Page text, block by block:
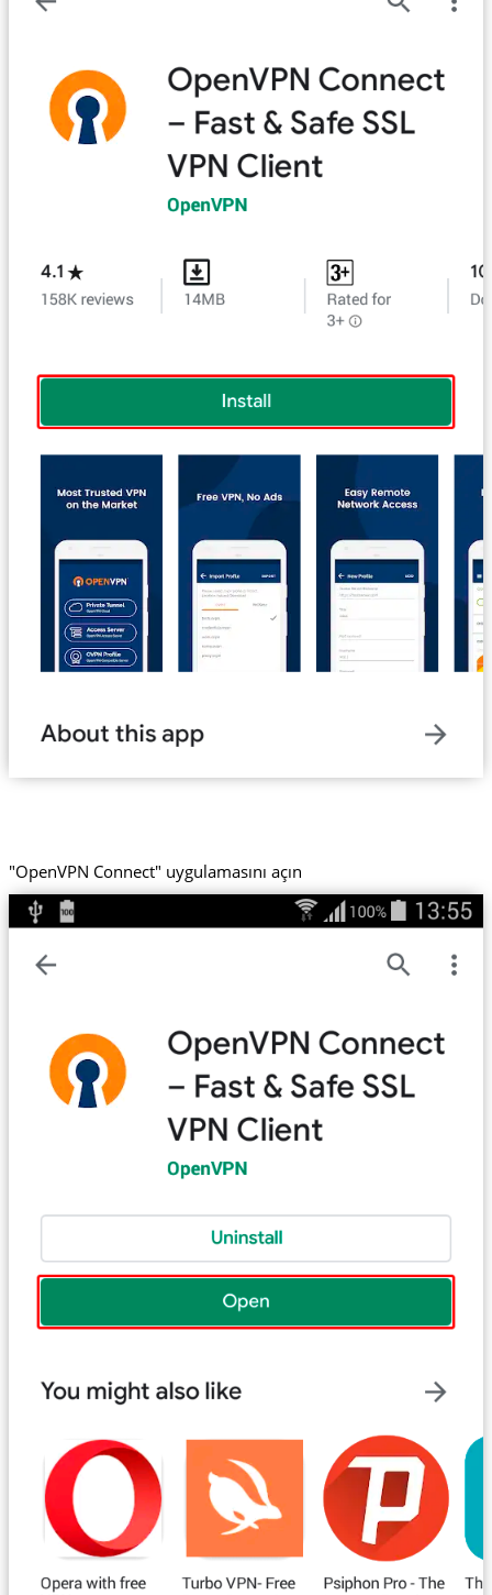
"OpenVPN Connect" uygulamasını açın